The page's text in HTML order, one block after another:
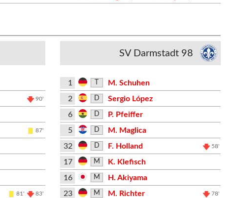
90'
87'
81' 83'
SV Darmstadt 98
1
M. Schuhen
2
D
Sergio López
6
D
P. Pfeiffer
5
D
M. Maglica
32
D F. Holland 58'
17 M
K. Klefisch
16
M
H. Akiyama
23
M M. Richter 78'